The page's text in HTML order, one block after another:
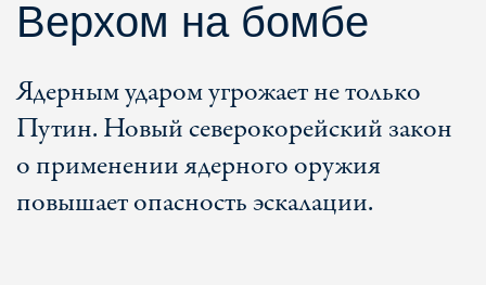
Верхом на бомбе
Ядерным ударом угрожает не только
Путин. Новый северокорейский закон
о применении ядерного оружия
повышает опасность эскалации.